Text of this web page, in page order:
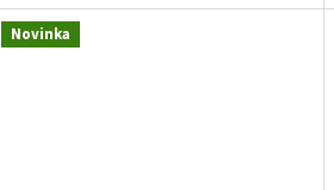
pochoutka pro...
Novinka